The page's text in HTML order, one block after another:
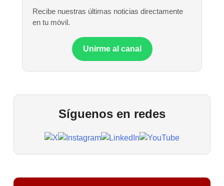
Recibe nuestras últimas noticias directamente
en tu móvil.
Unirme al canal
Síguenos en redes